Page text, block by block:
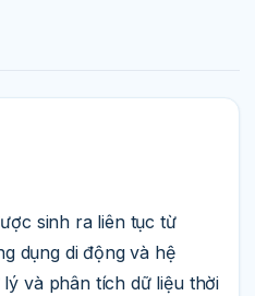
sinh ra liên tục từ
dụng di động và hệ
và phân tích dữ liệu thời